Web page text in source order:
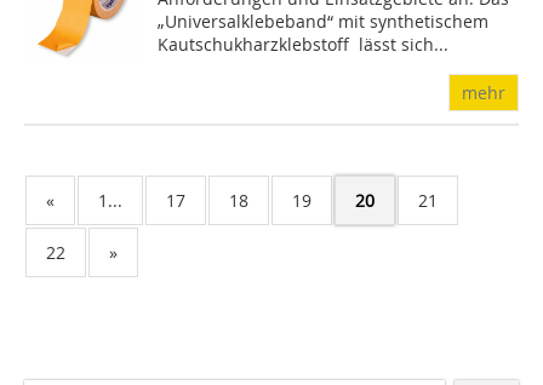
„Univer­sal­klebeband“ mit synthetischem
Kautschukharzklebstoff lässt sich...
mehr
« 1... 17 18 19 20 21
22 »